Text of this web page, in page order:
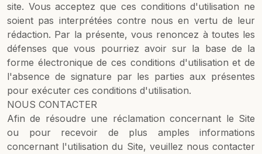
site. Vous acceptez que ces conditions d'utilisation ne
soient pas interprétées contre nous en vertu de leur
rédaction. Par la présente, vous renoncez à toutes les
défenses que vous pourriez avoir sur la base de la
forme électronique de ces conditions d'utilisation et de
l'absence de signature par les parties aux présentes
pour exécuter ces conditions d'utilisation.
NOUS CONTACTER
Afin de résoudre une réclamation concernant le Site
ou pour recevoir de plus amples informations
concernant l'utilisation du Site, veuillez nous contacter